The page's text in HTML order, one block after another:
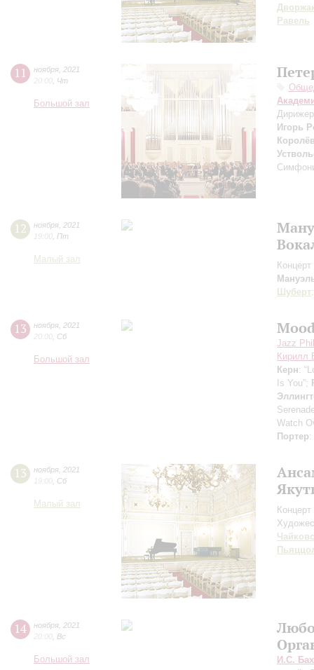
Равель
11 ноября 2021
20:00 Чт
Большой зал
Игорь
12 ноября 2021
19:00 Пт
Малый зал
Шуберт
13 ноября 2021
20:00 Сб
Большой зал
Jazz
Кирилл
Керн:
Is You”;
Watch
Портер:
13 ноября 2021
19:00 Сб
Малый зал
14 ноября 2021
20:00 Вс
Большой зал
И.С. Бах